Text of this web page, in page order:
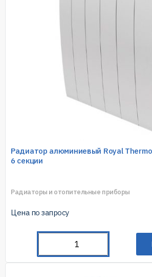
Радиатор алюминиевый Royal
6 секции
Радиаторы и отопительные приборы
Цена по запросу